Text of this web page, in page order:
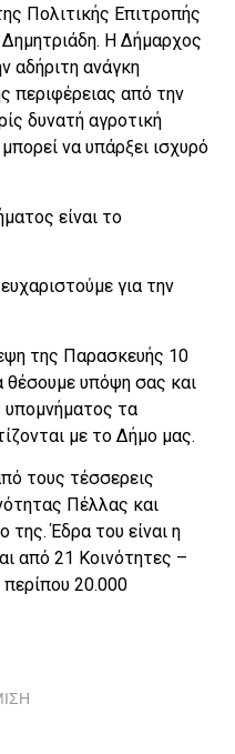
Πολιτικής Επιτροπής
Η Δήμαρχος
αδήριτη ανάγκη
περιφέρειας από την
δυνατή αγροτική
να υπάρξει ισχυρό
είναι το
για την
της Παρασκευής 10
θέσουμε υπόψη σας και
τα
με το Δήμο μας.
τους τέσσερεις
Πέλλας και
της. Έδρα του είναι η
από 21 Κοινότητες –
20.000